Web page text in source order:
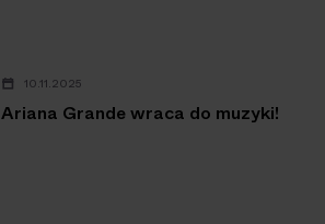
10.11.2025
Ariana Grande wraca do muzyki!